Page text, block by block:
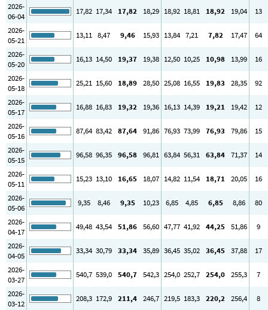
2026-
06-04
17,82 17,34 17,82 18,29 18,92 18,81 18,92 19,04
13
2026-
05-21
13,11 8,47 9,46 15,93 13,84 7,21 7,82 17,47
64
2026-
05-20
16,13 14,50 19,37 19,38 12,50 10,25 10,98 13,99
16
2026-
05-18
25,21 15,60 18,89 28,50 25,08 16,55 19,83 28,35
92
2026-
05-17
16,88 16,83 19,32 19,36 16,13 14,39 19,21 19,42
12
2026-
05-16
87,64 83,42 87,64 91,86 76,93 73,99 76,93 79,86
15
2026-
05-15
96,58 96,35 96,58 96,81 63,84 56,31 63,84 71,37
14
2026-
05-11
15,23 13,10 16,65 18,07 14,82 11,54 18,71 20,05
16
2026-
05-06
9,35 8,46 9,35 10,23 6,85 4,85 6,85 8,86
80
2026-
04-17
49,48 43,54 51,86 56,60 47,77 41,92 44,25 51,86
9
2026-
04-05
33,34 30,79 33,34 35,89 36,45 35,02 36,45 37,88
17
2026-
03-27
540,7 539,0 540,7 542,3 254,0 252,7 254,0 255,3
7
2026-
03-12
208,3 172,9 211,4 246,7 219,5 183,3 220,2 256,4
8